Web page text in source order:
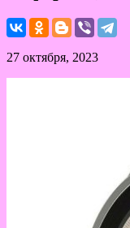
27 октября, 2023